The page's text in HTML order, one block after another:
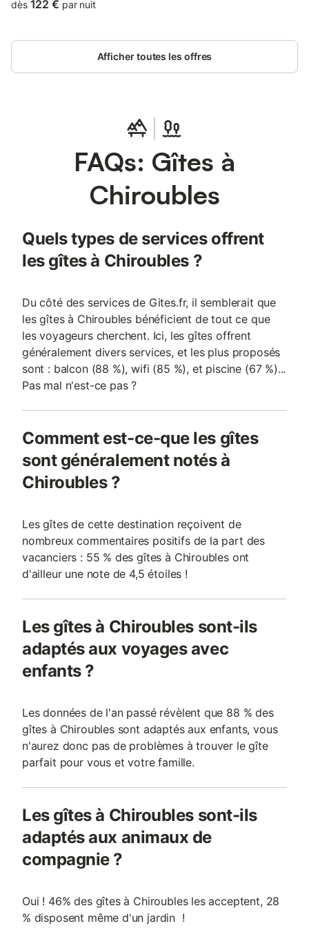
Exhibition Centre.
dès 122 € par nuit
Afficher toutes les offres
FAQs: Gîtes à
Chiroubles
Quels types de services offrent
les gîtes à Chiroubles ?
Du côté des services de Gites.fr, il semblerait que
les gîtes à Chiroubles bénéficient de tout ce que
les voyageurs cherchent. Ici, les gîtes offrent
généralement divers services, et les plus proposés
sont : balcon (88 %), wifi (85 %), et piscine (67 %)...
Pas mal n'est-ce pas ?
Comment est-ce-que les gîtes
sont généralement notés à
Chiroubles ?
Les gîtes de cette destination reçoivent de
nombreux commentaires positifs de la part des
vacanciers : 55 % des gîtes à Chiroubles ont
d'ailleur une note de 4,5 étoiles !
Les gîtes à Chiroubles sont-ils
adaptés aux voyages avec
enfants ?
Les données de l'an passé révèlent que 88 % des
gîtes à Chiroubles sont adaptés aux enfants, vous
n'aurez donc pas de problèmes à trouver le gîte
parfait pour vous et votre famille.
Les gîtes à Chiroubles sont-ils
adaptés aux animaux de
compagnie ?
Oui ! 46% des gîtes à Chiroubles les acceptent, 28
% disposent même d'un jardin !